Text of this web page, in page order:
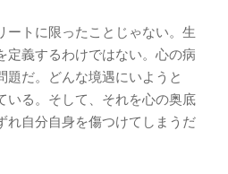
ートに限ったことじゃない。生
定義するわけではない。心の病
題だ。どんな境遇にいようと
いる。そして、それを心の奥底
れ自分自身を傷つけてしまうだ